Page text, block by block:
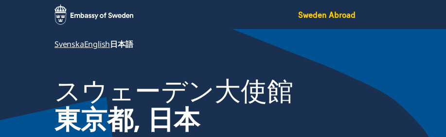
Sweden Abroad
SvenskaEnglish日本語
スウェーデン大使館
東京都, 日本